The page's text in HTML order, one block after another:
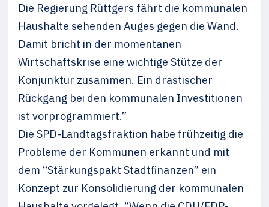
Die Regierung Rüttgers fährt die kommunalen
Haushalte sehenden Auges gegen die Wand.
Damit bricht in der momentanen
Wirtschaftskrise eine wichtige Stütze der
Konjunktur zusammen. Ein drastischer
Rückgang bei den kommunalen Investitionen
ist vorprogrammiert.”
Die SPD-Landtagsfraktion habe frühzeitig die
Probleme der Kommunen erkannt und mit
dem “Stärkungspakt Stadtfinanzen” ein
Konzept zur Konsolidierung der kommunalen